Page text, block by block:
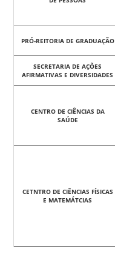
PRÓ-REITORIA DE GRADUAÇÃO
SECRETARIA DE AÇÕES
AFIRMATIVAS E DIVERSIDADES
CENTRO DE CIÊNCIAS DA
SAÚDE
CETNTRO DE CIÊNCIAS FÍSICAS
E MATEMÁTCIAS